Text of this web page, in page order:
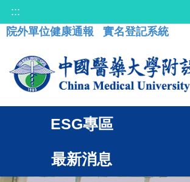
:::
院外單位健康通報
實名登記系統
ESG專區
最新消息